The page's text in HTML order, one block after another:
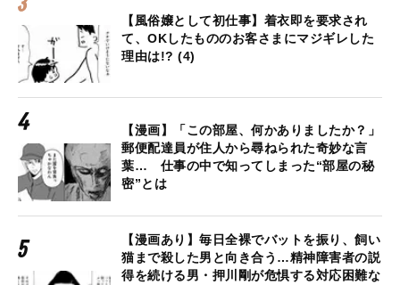
【風俗嬢として初仕事】着衣即を要求され
て、OKしたもののお客さまにマジギレした
理由は!? (4)
【漫画】「この部屋、何かありましたか？」
郵便配達員が住人から尋ねられた奇妙な言
葉… 仕事の中で知ってしまった“部屋の秘
密”とは
【漫画あり】毎日全裸でバットを振り、飼い
猫まで殺した男と向き合う…精神障害者の説
得を続ける男・押川剛が危惧する対応困難な